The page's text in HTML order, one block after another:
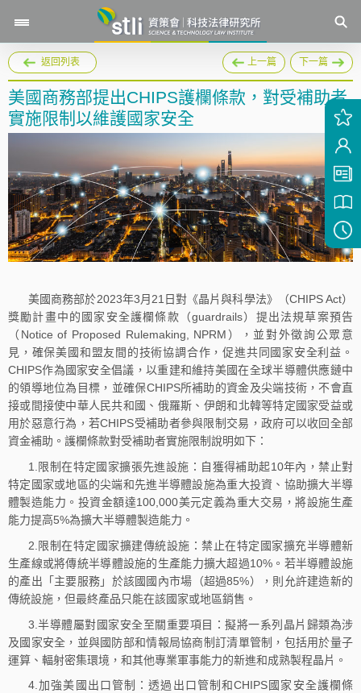
返回列表 上一篇 下一篇
美國商務部提出CHIPS護欄條款，對受補助者
實施限制以維護國家安全
美國商務部於2023年3月21日對《晶片與科學法》（CHIPS Act）
獎勵計畫中的國家安全護欄條款（guardrails）提出法規草案預告
（Notice of Proposed Rulemaking, NPRM），並對外徵詢公眾意
見，確保美國和盟友間的技術協調合作，促進共同國家安全利益。
CHIPS作為國家安全倡議，以重建和維持美國在全球半導體供應鏈中
的領導地位為目標，並確保CHIPS所補助的資金及尖端技術，不會直
接或間接使中華人民共和國、俄羅斯、伊朗和北韓等特定國家受益或
用於惡意行為，若CHIPS受補助者參與限制交易，政府可以收回全部
資金補助。護欄條款對受補助者實施限制說明如下：
1.限制在特定國家擴張先進設施：自獲得補助起10年內，禁止對
特定國家或地區的尖端和先進半導體設施為重大投資、協助擴大半導
體製造能力。投資金額達100,000美元定義為重大交易，將設施生產
能力提高5%為擴大半導體製造能力。
2.限制在特定國家擴建傳統設施：禁止在特定國家擴充半導體新
生產線或將傳統半導體設施的生產能力擴大超過10%。若半導體設施
的產出「主要服務」於該國國內市場（超過85%），則允許建造新的
傳統設施，但最終產品只能在該國家或地區銷售。
3.半導體屬對國家安全至關重要項目：擬將一系列晶片歸類為涉
及國家安全，並與國防部和情報局協商制訂清單管制，包括用於量子
運算、輻射密集環境，和其他專業軍事能力的新進和成熟製程晶片。
4.加強美國出口管制：透過出口管制和CHIPS國家安全護欄條